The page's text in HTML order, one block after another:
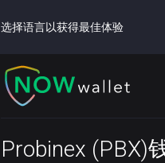
选择语言以获得最佳体验
Probinex (PBX)